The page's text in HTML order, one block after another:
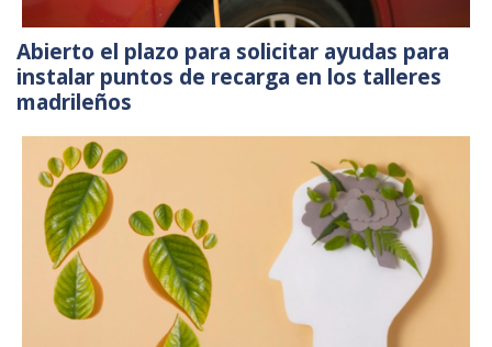
Abierto el plazo para solicitar ayudas para
instalar puntos de recarga en los talleres
madrileños